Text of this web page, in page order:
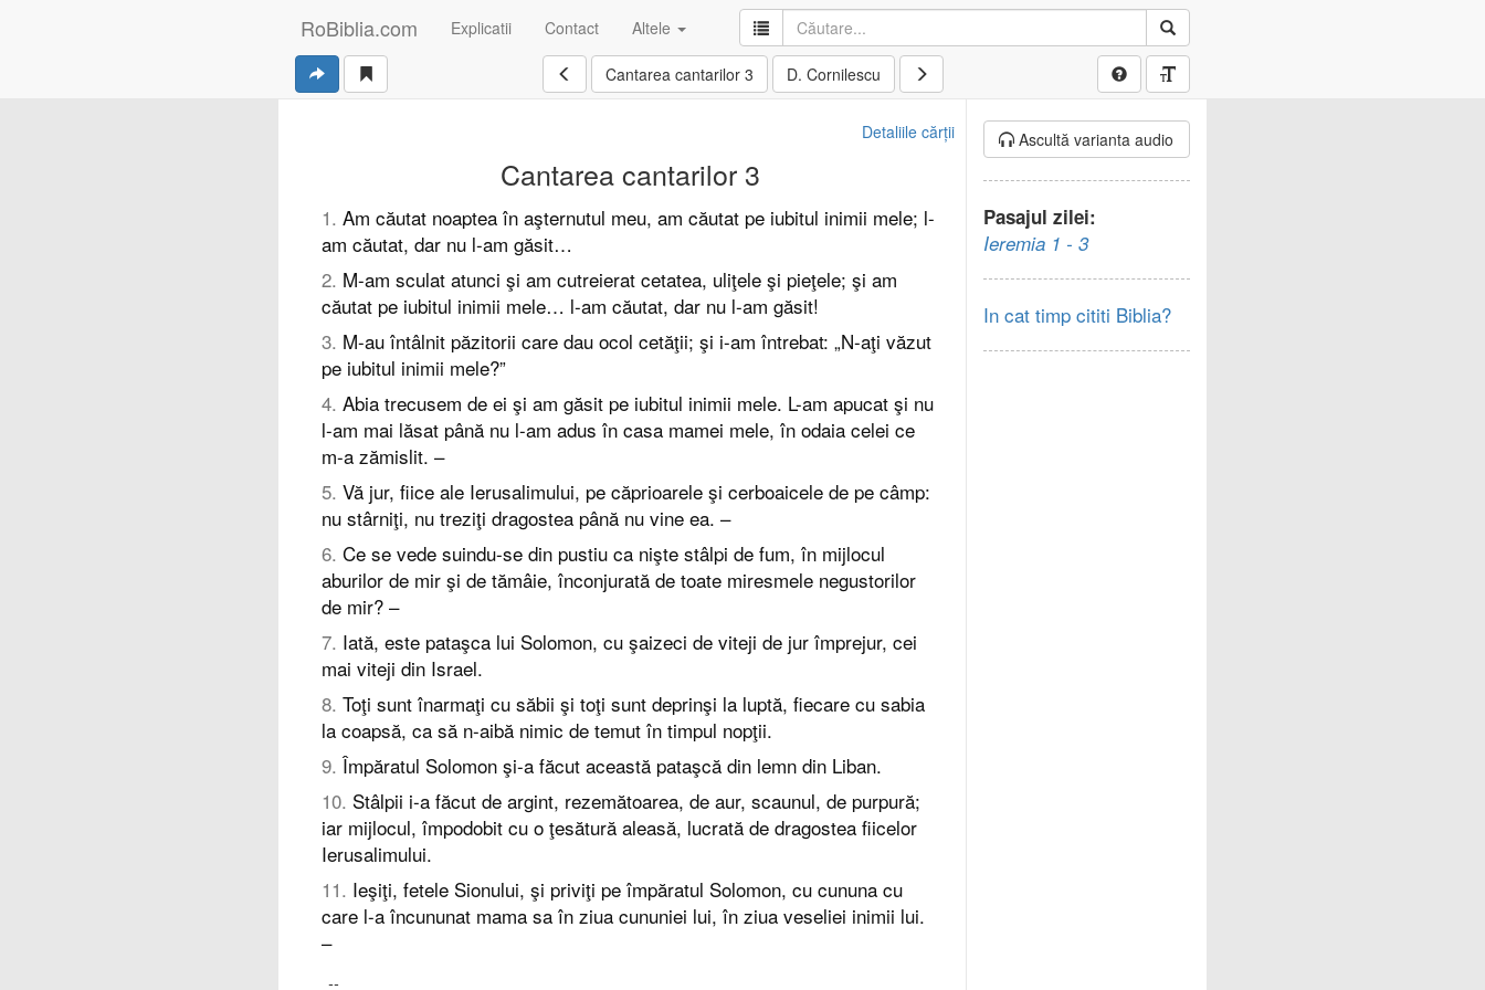
RoBiblia.com Explicatii Contact Altele
Cantarea cantarilor 3 D. Cornilescu
Detaliile cărții
Cantarea cantarilor 3
1. Am căutat noaptea în aşternutul meu, am căutat pe iubitul inimii mele; l-
am căutat, dar nu l-am găsit…
2. M-am sculat atunci şi am cutreierat cetatea, uliţele şi pieţele; şi am
căutat pe iubitul inimii mele… l-am căutat, dar nu l-am găsit!
3. M-au întâlnit păzitorii care dau ocol cetăţii; şi i-am întrebat: „N-aţi văzut
pe iubitul inimii mele?”
4. Abia trecusem de ei şi am găsit pe iubitul inimii mele. L-am apucat şi nu
l-am mai lăsat până nu l-am adus în casa mamei mele, în odaia celei ce
m-a zămislit. –
5. Vă jur, fiice ale Ierusalimului, pe căprioarele şi cerboaicele de pe câmp:
nu stârniţi, nu treziţi dragostea până nu vine ea. –
6. Ce se vede suindu-se din pustiu ca nişte stâlpi de fum, în mijlocul
aburilor de mir şi de tămâie, înconjurată de toate miresmele negustorilor
de mir? –
7. Iată, este pataşca lui Solomon, cu şaizeci de viteji de jur împrejur, cei
mai viteji din Israel.
8. Toţi sunt înarmaţi cu săbii şi toţi sunt deprinşi la luptă, fiecare cu sabia
la coapsă, ca să n-aibă nimic de temut în timpul nopţii.
9. Împăratul Solomon şi-a făcut această pataşcă din lemn din Liban.
10. Stâlpii i-a făcut de argint, rezemătoarea, de aur, scaunul, de purpură;
iar mijlocul, împodobit cu o ţesătură aleasă, lucrată de dragostea fiicelor
Ierusalimului.
11. Ieşiţi, fetele Sionului, şi priviţi pe împăratul Solomon, cu cununa cu
care l-a încununat mama sa în ziua cununiei lui, în ziua veseliei inimii lui.
–
--
Ascultă varianta audio
Pasajul zilei:
Ieremia 1 - 3
In cat timp cititi Biblia?